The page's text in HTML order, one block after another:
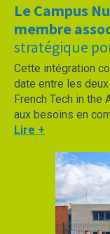
Le Campus
membre
stratégique
Cette intégration
date entre les
French Tech in the
aux besoins en
Lire +